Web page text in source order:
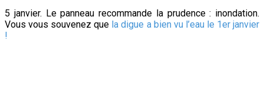
5 janvier. Le panneau recommande la prudence : inondation.
Vous vous souvenez que la digue a bien vu l’eau le 1er janvier
!